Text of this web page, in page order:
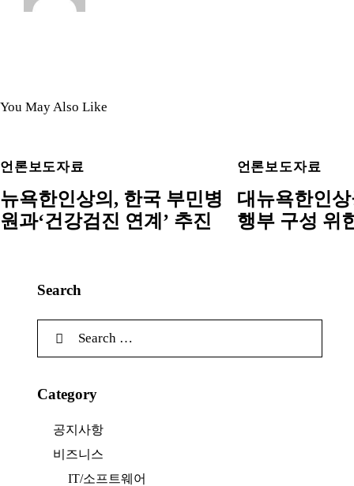
You May Also Like
언론보도자료
뉴욕한인상의, 한국 부민병
원과‘건강검진 연계’ 추진
언론보도자료
대뉴욕한인
행부 구성 위
Search
Category
공지사항
비즈니스
IT/소프트웨어